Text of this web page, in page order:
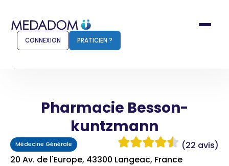
Comment ça marche ?
Pour les patients
Pharmacien
CONNEXION PRATICIEN ?
Pharmacie Besson-
kuntzmann
Médecine Générale
(22 avis)
20 Av. de l'Europe, 43300 Langeac, France